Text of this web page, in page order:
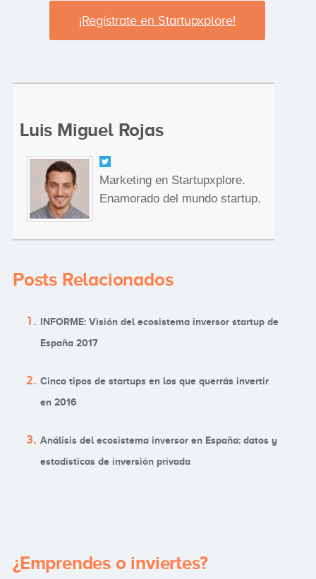
¡Regístrate en Startupxplore!
Luis Miguel Rojas
Marketing en Startupxplore.
Enamorado del mundo startup.
Posts Relacionados
INFORME: Visión del ecosistema inversor startup de
España 2017
Cinco tipos de startups en los que querrás invertir
en 2016
Análisis del ecosistema inversor en España: datos y
estadísticas de inversión privada
¿Emprendes o inviertes?